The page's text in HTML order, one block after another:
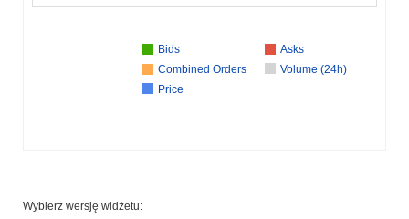
Bids
Asks
Combined Orders
Volume (24h)
Price
Wybierz wersję widżetu: